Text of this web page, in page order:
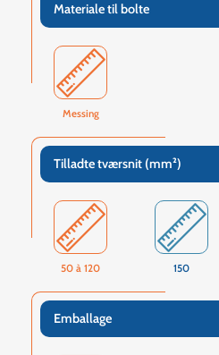
Materiale til bolte
Messing
Tilladte tværsnit (mm²)
50 à 120 150
Emballage